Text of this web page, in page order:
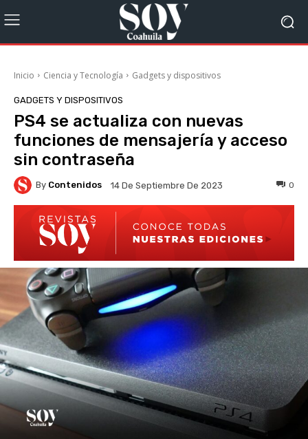
Inicio Ciencia y Tecnología Gadgets y dispositivos
GADGETS Y DISPOSITIVOS
PS4 se actualiza con nuevas
funciones de mensajería y acceso
sin contraseña
By Contenidos 14 De Septiembre De 2023 0